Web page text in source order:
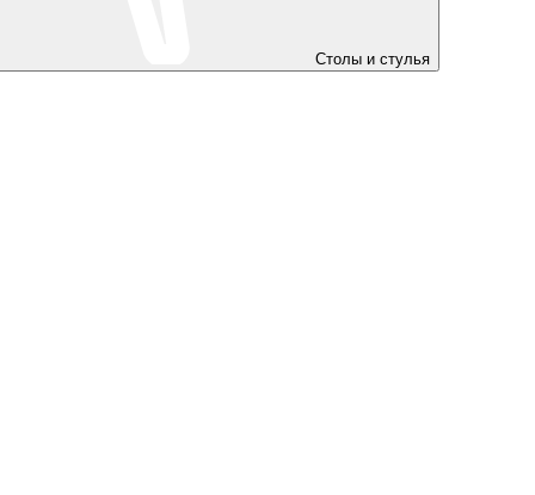
Столы и стулья